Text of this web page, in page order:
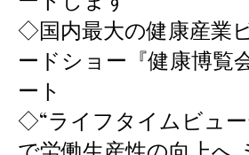
◇国内最大の健康産業
ードショー『健康博覧
ート
◇“ライフタイムビュ